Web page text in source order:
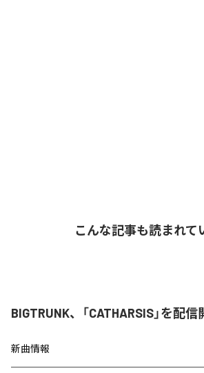
こんな記事も読まれて
BIGTRUNK、「CATHARSIS」を配信
新曲情報